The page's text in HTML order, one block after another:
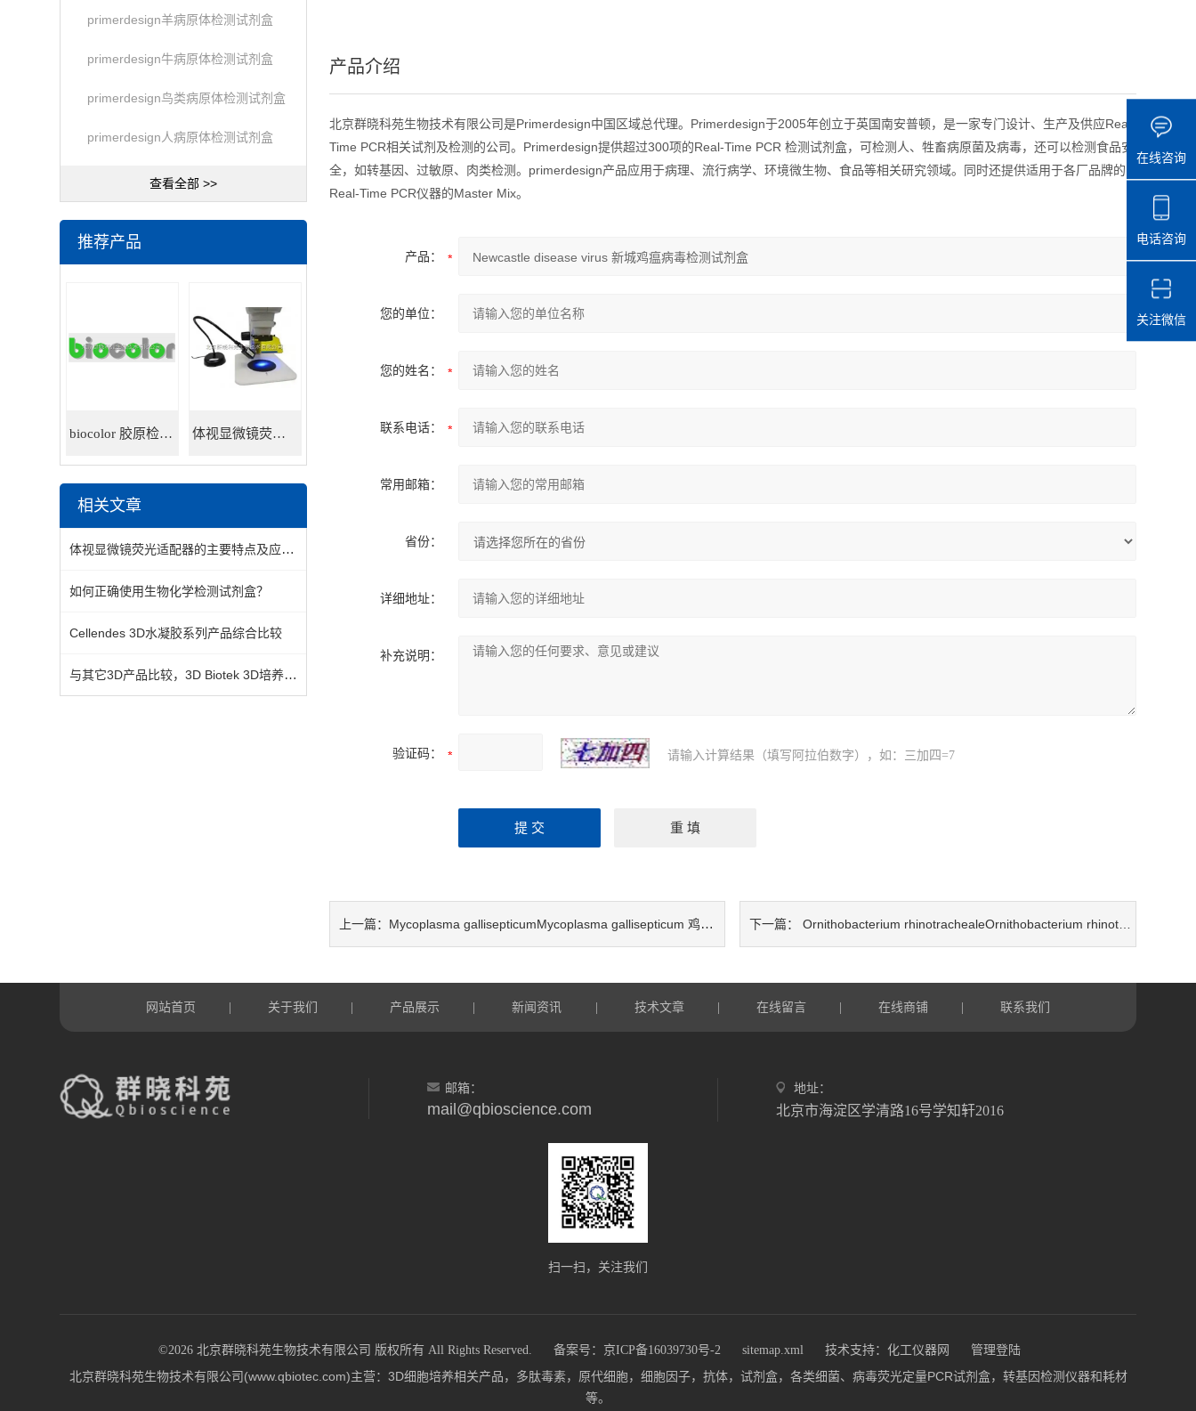
primerdesign羊病原体检测试剂盒
primerdesign牛病原体检测试剂盒
primerdesign鸟类病原体检测试剂盒
primerdesign人病原体检测试剂盒
查看全部 >>
推荐产品
biocolor 胶原检测试剂盒 体视显微镜荧光适配器
相关文章
体视显微镜荧光适配器的主要特点及应用领域
如何正确使用生物化学检测试剂盒？
Cellendes 3D水凝胶系列产品综合比较
与其它3D产品比较，3D Biotek 3D培养支架*之处
产品介绍
北京群晓科苑生物技术有限公司是Primerdesign中国区域总代理。Primerdesign于2005年创立于英国南安普顿，是一家专门设计、生产及供应Real-
Time PCR相关试剂及检测的公司。Primerdesign提供超过300项的Real-Time PCR 检测试剂盒，可检测人、牲畜病原菌及病毒，还可以检测食品安
全，如转基因、过敏原、肉类检测。primerdesign产品应用于病理、流行病学、环境微生物、食品等相关研究领域。同时还提供适用于各厂品牌的
Real-Time PCR仪器的Master Mix。
产品：
您的单位：
您的姓名：
联系电话：
常用邮箱：
省份：
详细地址：
补充说明：
验证码： 请输入计算结果（填写阿拉伯数字），如：三加四=7
上一篇： Mycoplasma gallisepticumMycoplasma gallisepticum 鸡毒支原体检测试剂盒 下一篇： Ornithobacterium rhinotrachealeOrnithobacterium rhinotracheale 鼻气管炎鸟杆菌检测试剂盒
网站首页 关于我们 产品展示 新闻资讯 技术文章 在线留言 在线商铺 联系我们
邮箱：
mail@qbioscience.com
地址：
北京市海淀区学清路16号学知轩2016
扫一扫，关注我们
©2026 北京群晓科苑生物技术有限公司 版权所有 All Rights Reserved. 备案号：京ICP备16039730号-2 sitemap.xml 技术支持： 化工仪器网 管理登陆
北京群晓科苑生物技术有限公司(www.qbiotec.com)主营：3D细胞培养相关产品，多肽毒素，原代细胞，细胞因子，抗体，试剂盒，各类细菌、病毒荧光定量PCR试剂盒，转基因检测仪器和耗材
等。
在线咨询
电话咨询
关注微信